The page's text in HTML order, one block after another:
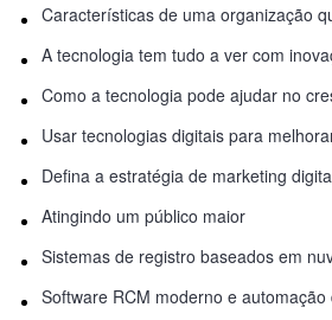
Características de uma organização
A tecnologia tem tudo a ver com
Como a tecnologia pode ajudar no
Defina a estratégia de marketing
Atingindo um público maior
Sistemas de registro baseados em